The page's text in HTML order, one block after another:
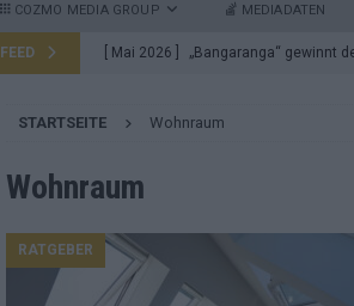
COZMO MEDIA GROUP MEDIADATEN
FEED [ Mai 2026 ] „Bangaranga“ gewinnt
[ Mai 2026 ] Von JJ bis Lordi: Das
[ Mai 2026 ]
KOMMENTAR
STARTSEITE Wohnraum
Wohnraum
RATGEBER